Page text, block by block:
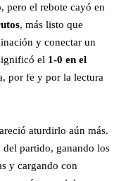
pero el rebote cayó en
, más listo que
y conectar un
el 1-0 en el
por fe y por la lectura
aturdirlo aún más.
partido, ganando los
y cargando con